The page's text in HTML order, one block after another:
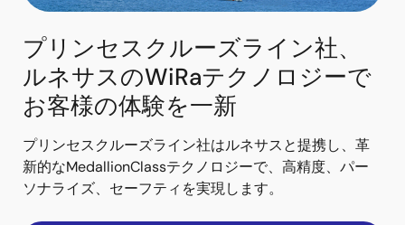
プリンセスクルーズライン社、
ルネサスのWiRaテクノロジーで
お客様の体験を一新
プリンセスクルーズライン社はルネサスと提携し、革
新的なMedallionClassテクノロジーで、高精度、パー
ソナライズ、セーフティを実現します。